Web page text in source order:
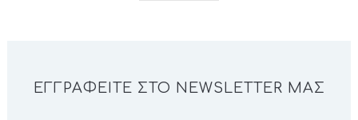
ΕΓΓΡΑΦΕΊΤΕ ΣΤΟ NEWSLETTER ΜΑΣ